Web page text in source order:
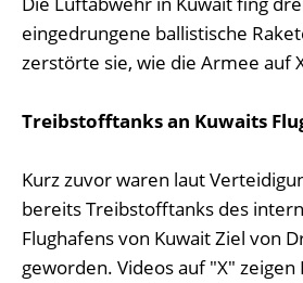
eingedrungene ballistische
zerstörte sie, wie die Armee auf
Treibstofftanks an Kuwaits
Kurz zuvor waren laut
bereits Treibstofftanks des
Flughafens von Kuwait Ziel von
geworden. Videos auf "X" zeigen